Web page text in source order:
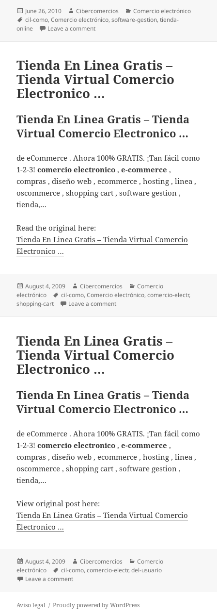
Posted
on
June 26, 2010 Author
Cibercomercios Categories
Comercio electrónico
Tags
cil-como,Comercio electrónico,software-gestion,tienda-
online
Leave a comment
Tienda En Linea Gratis –
Tienda Virtual Comercio
Electronico …
Tienda En Linea Gratis – Tienda
Virtual Comercio Electronico …
de eCommerce . Ahora 100% GRATIS. ¡Tan fácil como
1-2-3!comercio electronico ,e-commerce ,
compras , diseño web , ecommerce , hosting , linea ,
oscommerce , shopping cart , software gestion ,
tienda,…
Read the original here:
Tienda En Linea Gratis – Tienda Virtual Comercio
Electronico …
Posted
on
August 4, 2009 Author
Cibercomercios Categories
Comercio
electrónico
Tags
cil-como,Comercio electrónico,comercio-electr,
shopping-cart
Leave a comment
Tienda En Linea Gratis –
Tienda Virtual Comercio
Electronico …
Tienda En Linea Gratis – Tienda
Virtual Comercio Electronico …
de eCommerce . Ahora 100% GRATIS. ¡Tan fácil como
1-2-3!comercio electronico ,e-commerce ,
compras , diseño web , ecommerce , hosting , linea ,
oscommerce , shopping cart , software gestion ,
tienda,…
View original post here:
Tienda En Linea Gratis – Tienda Virtual Comercio
Electronico …
Posted
on
August 4, 2009 Author
Cibercomercios Categories
Comercio
electrónico
Tags
cil-como,comercio-electr,del-usuario
Leave a comment
Aviso legal Proudly powered by WordPress